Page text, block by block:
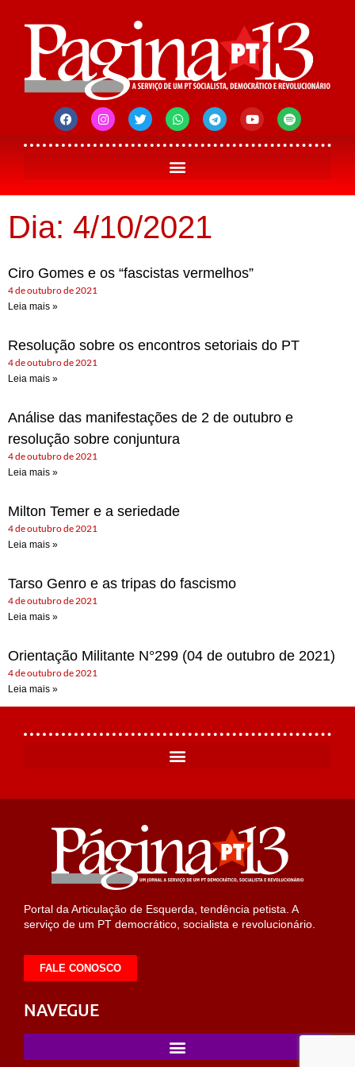
Dia: 4/10/2021
Ciro Gomes e os “fascistas vermelhos”
4 de outubro de 2021
Leia mais »
Resolução sobre os encontros setoriais do PT
4 de outubro de 2021
Leia mais »
Análise das manifestações de 2 de outubro e
resolução sobre conjuntura
4 de outubro de 2021
Leia mais »
Milton Temer e a seriedade
4 de outubro de 2021
Leia mais »
Tarso Genro e as tripas do fascismo
4 de outubro de 2021
Leia mais »
Orientação Militante N°299 (04 de outubro de 2021)
4 de outubro de 2021
Leia mais »
Portal da Articulação de Esquerda, tendência petista. A
serviço de um PT democrático, socialista e revolucionário.
FALE CONOSCO
NAVEGUE